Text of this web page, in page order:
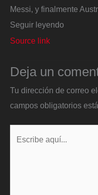
Messi, y finalmente
Seguir leyendo
Source link
Deja un
Tu dirección de correo
campos obligatorios